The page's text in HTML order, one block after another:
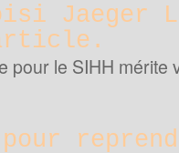
Jaeger
pour le SIHH mérite
pour